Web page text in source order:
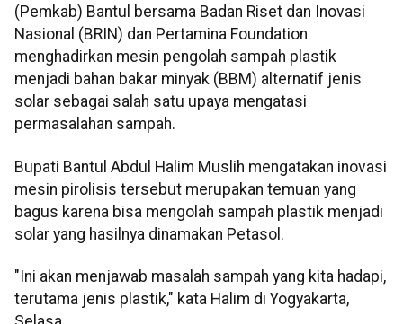
(Pemkab) Bantul bersama Badan Riset dan Inovasi
Nasional (BRIN) dan Pertamina Foundation
menghadirkan mesin pengolah sampah plastik
menjadi bahan bakar minyak (BBM) alternatif jenis
solar sebagai salah satu upaya mengatasi
permasalahan sampah.
Bupati Bantul Abdul Halim Muslih mengatakan inovasi
mesin pirolisis tersebut merupakan temuan yang
bagus karena bisa mengolah sampah plastik menjadi
solar yang hasilnya dinamakan Petasol.
"Ini akan menjawab masalah sampah yang kita hadapi,
terutama jenis plastik," kata Halim di Yogyakarta,